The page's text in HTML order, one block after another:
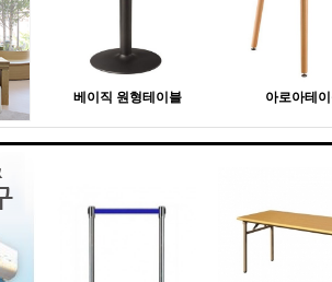
베이직 원형테이블 아로아테